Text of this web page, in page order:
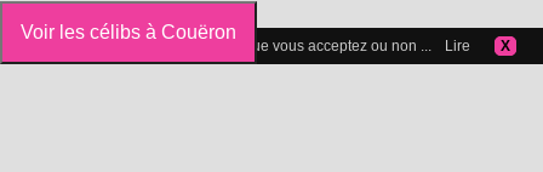
Voir les célibs à Couëron
Vous pouvez gérer les cookies que vous acceptez ou non ... Lire X